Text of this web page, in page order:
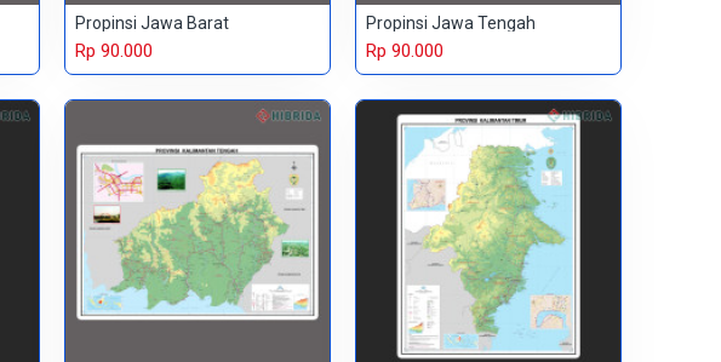
Propinsi Jawa Barat
Rp 90.000
Propinsi Jawa Tengah
Rp 90.000